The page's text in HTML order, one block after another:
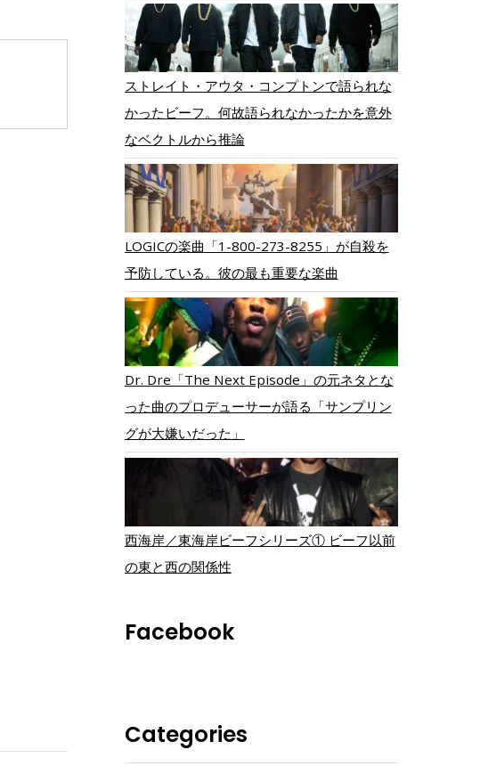
ストレイト・アウタ・コンプトンで語られな
かったビーフ。何故語られなかったかを意外
なベクトルから推論
LOGICの楽曲「1-800-273-8255」が自殺を
予防している。彼の最も重要な楽曲
Dr. Dre「The Next Episode」の元ネタとな
った曲のプロデューサーが語る「サンプリン
グが大嫌いだった」
西海岸／東海岸ビーフシリーズ① ビーフ以前
の東と西の関係性
Facebook
Categories